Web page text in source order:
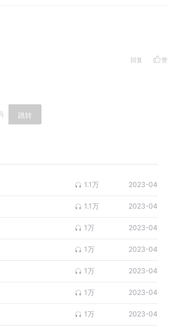
回复 赞
跳转
1.1万 2023-04
1.1万 2023-04
1万 2023-04
1万 2023-04
1万 2023-04
1万 2023-04
1万 2023-04